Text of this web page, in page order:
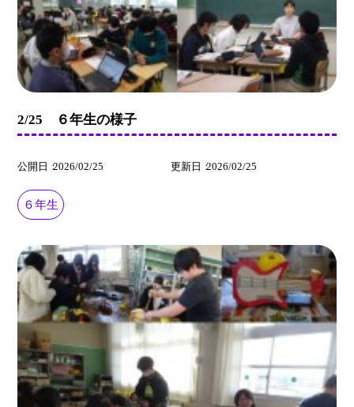
2/25 ６年生の様子
公開日 2026/02/25 更新日 2026/02/25
６年生